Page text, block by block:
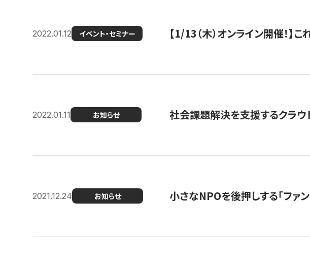
2022.01.12 イベント・セミナー 【1/13（木）オンライン開催！
2022.01.11 お知らせ 社会課題解決を支援するクラウ
2021.12.24 お知らせ 小さなNPOを後押しする「ファ